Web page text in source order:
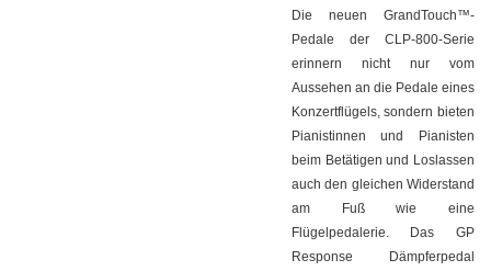
Die neuen GrandTouch™-
Pedale der CLP-800-Serie
erinnern nicht nur vom
Aussehen an die Pedale eines
Konzertflügels, sondern bieten
Pianistinnen und Pianisten
beim Betätigen und Loslassen
auch den gleichen Widerstand
am Fuß wie eine
Flügelpedalerie. Das GP
Response Dämpferpedal